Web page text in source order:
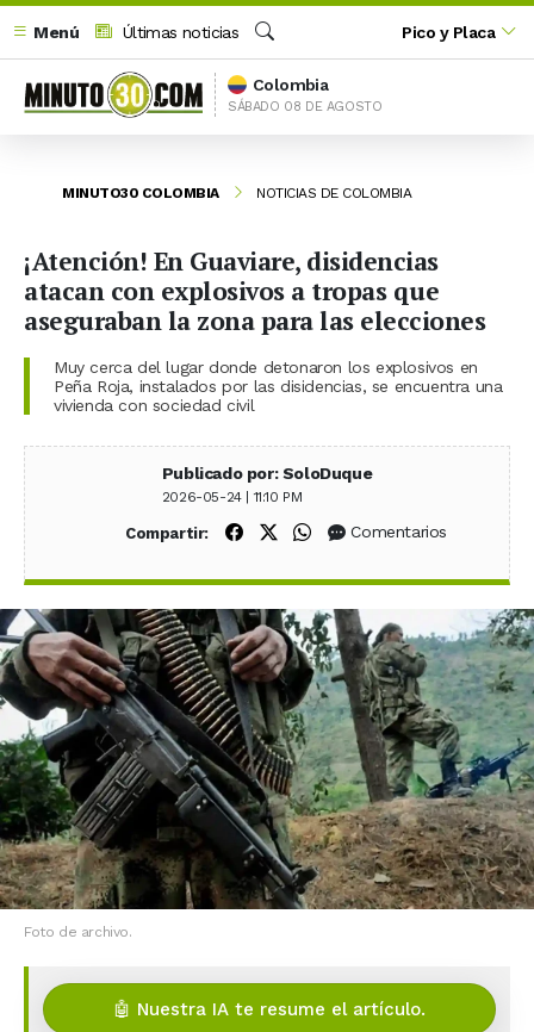
Menú
Últimas noticias
Buscar
Pico y Placa
Colombia
SÁBADO 08 DE AGOSTO
MINUTO30 COLOMBIA NOTICIAS DE COLOMBIA
¡Atención! En Guaviare, disidencias
atacan con explosivos a tropas que
aseguraban la zona para las elecciones
Muy cerca del lugar donde detonaron los explosivos en
Peña Roja, instalados por las disidencias, se encuentra una
vivienda con sociedad civil
Publicado por: SoloDuque
2026-05-24 | 11:10 PM
Compartir: Compartir en Facebook
Compartir en X (Twitter)
Compartir en WhatsApp
Comentarios
Foto de archivo.
🤖 Nuestra IA te resume el artículo.